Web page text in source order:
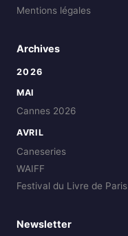
Mentions légales
Archives
2026
MAI
Cannes 2026
AVRIL
Caneseries
WAIFF
Festival du Livre de Paris
Newsletter